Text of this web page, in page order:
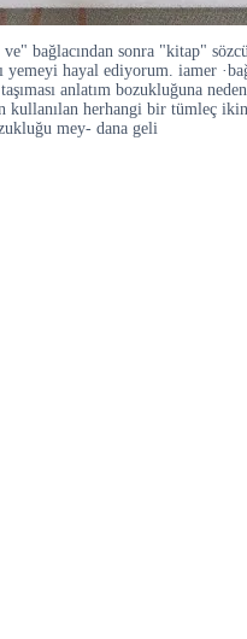
bağlacından sonra "kitap"
yemeyi hayal ediyorum. iamer
anlatım bozukluğuna
herhangi bir tümleç
mey- dana geli